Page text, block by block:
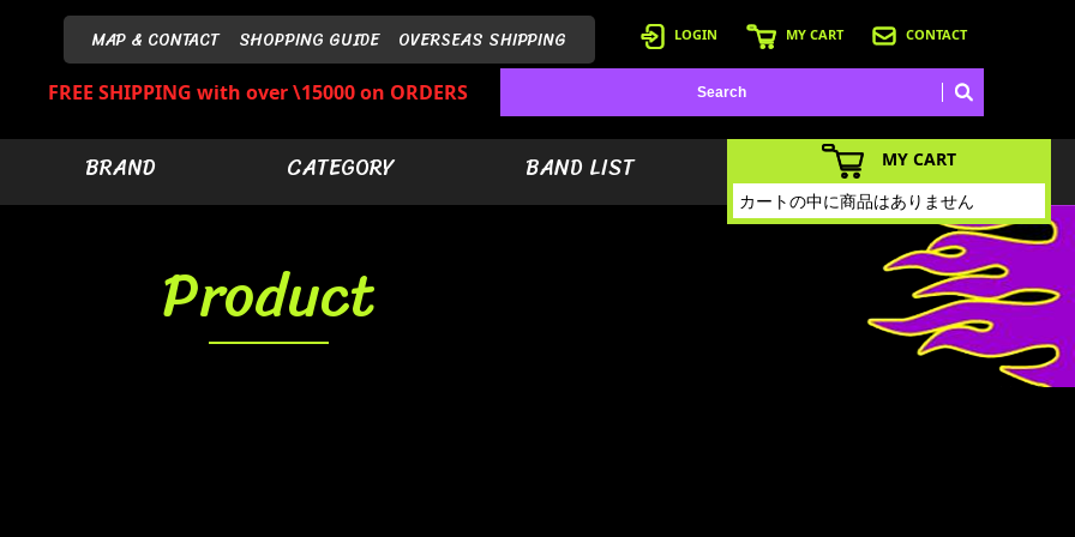
MAP & CONTACT SHOPPING GUIDE OVERSEAS SHIPPING LOGIN MY CART CONTACT
FREE SHIPPING with over \15000 on ORDERS
BRAND CATEGORY BAND LIST
Product
MY CART
カートの中に商品はありません